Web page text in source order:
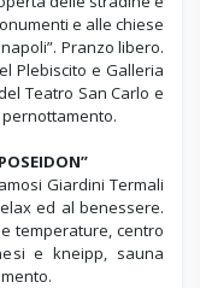
e alle chiese
Pranzo libero.
Plebiscito e Galleria
Teatro San Carlo e
Giardini Termali
ed al benessere.
temperature, centro
e kneipp, sauna